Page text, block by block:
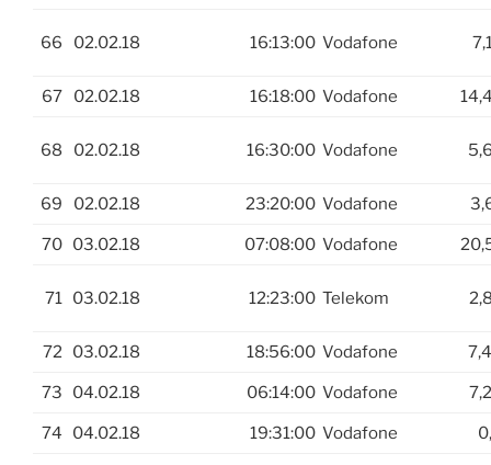
66 02.02.18 16:13:00 Vodafone
67 02.02.18 16:18:00 Vodafone
68 02.02.18 16:30:00 Vodafone
69 02.02.18 23:20:00 Vodafone
70 03.02.18 07:08:00 Vodafone
71 03.02.18 12:23:00 Telekom
72 03.02.18 18:56:00 Vodafone
73 04.02.18 06:14:00 Vodafone
74 04.02.18 19:31:00 Vodafone